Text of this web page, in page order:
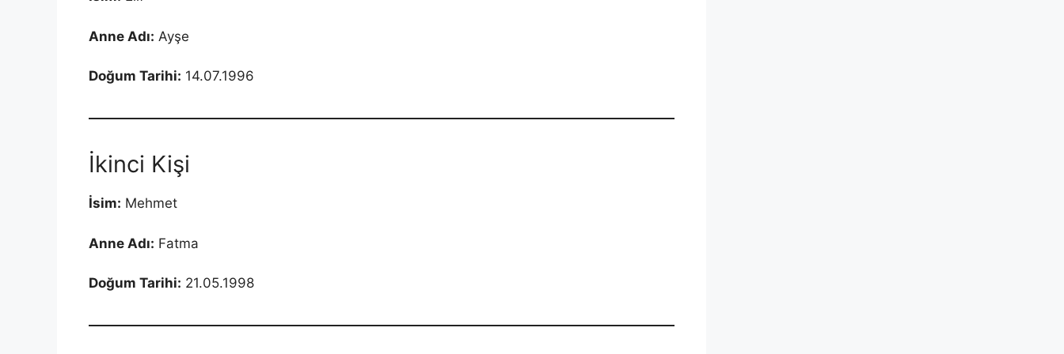
Anne Adı: Ayşe
Doğum Tarihi: 14.07.1996
İkinci Kişi
İsim: Mehmet
Anne Adı: Fatma
Doğum Tarihi: 21.05.1998